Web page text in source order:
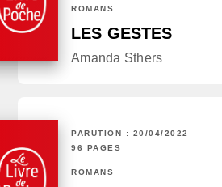
ROMANS
LES GESTES
Amanda Sthers
PARUTION : 20/04/2022
96 PAGES
ROMANS